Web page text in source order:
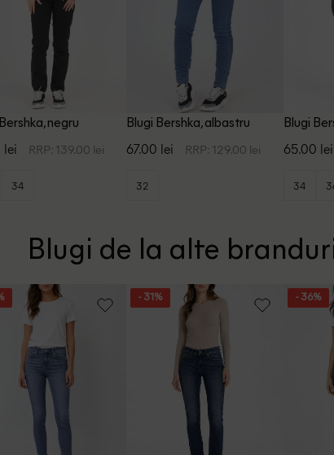
negru
lei RRP: 139.00 lei
34
Blugi Bershka, albastru
67.00 lei RRP: 129.00 lei
32
Blugi
65.00 lei
34
Blugi de la alte
- 31% - 36%